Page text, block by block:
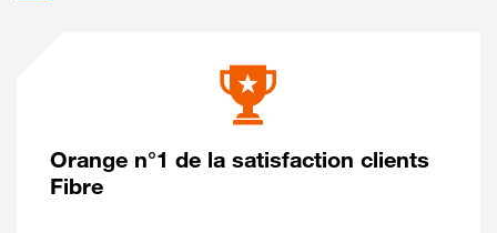
Orange n°1 de la satisfaction clients
Fibre